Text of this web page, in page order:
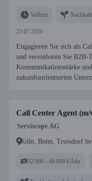
Vollzeit
23.07.2026
Engagieren Sie sich als
und vereinbaren Sie
Kommunikationsstärke
zukunftsorientierten
Call Center Agent
Serviscope AG
Köln, Bonn, Troisdorf
32.000 - 40.000 €/Jahr